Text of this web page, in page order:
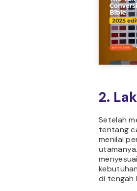
2.
Setelah
tentang
menilai
di tengah